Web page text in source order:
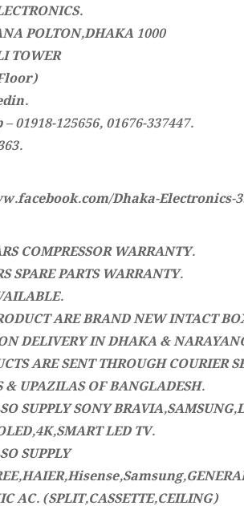
POLTON,DHAKA 1000
TOWER
01918-125656, 01676-337447.
Dhaka-Electronics-
COMPRESSOR WARRANTY.
SPARE PARTS WARRANTY.
ARE BRAND NEW INTACT
DELIVERY IN DHAKA &
ARE SENT THROUGH COURIER
& UPAZILAS OF BANGLADESH.
SUPPLY SONY
LED TV.
SUPPLY
AC. (SPLIT,CASSETTE,CEILING)